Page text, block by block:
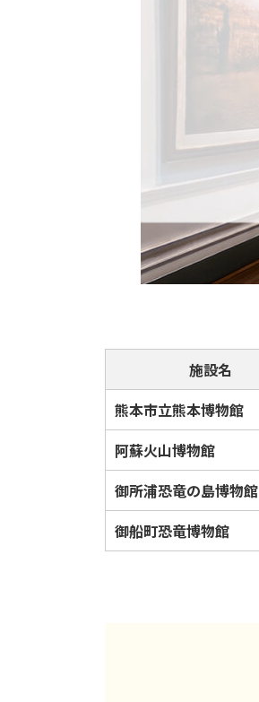
施設名
熊本市立熊本博物館
阿蘇火山博物館
御所浦恐竜の島博物館
御船町恐竜博物館